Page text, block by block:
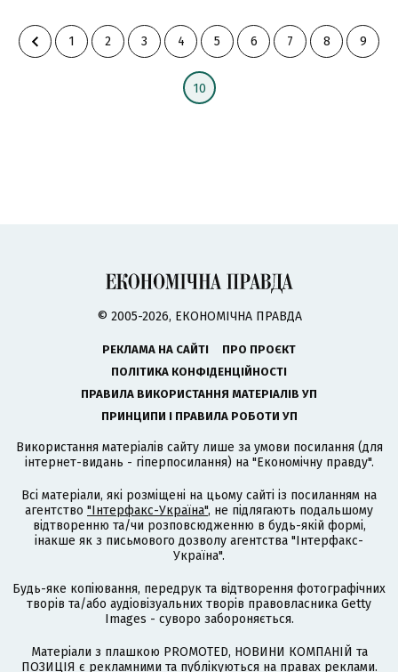
1 2 3 4 5 6 7 8 9
10
© 2005-2026, ЕКОНОМІЧНА ПРАВДА
РЕКЛАМА НА САЙТІ
ПРО ПРОЄКТ
ПОЛІТИКА КОНФІДЕНЦІЙНОСТІ
ПРАВИЛА ВИКОРИСТАННЯ МАТЕРІАЛІВ УП
ПРИНЦИПИ І ПРАВИЛА РОБОТИ УП
Використання матеріалів сайту лише за умови посилання (для
інтернет-видань - гіперпосилання) на "Економічну правду".
Всі матеріали, які розміщені на цьому сайті із посиланням на
агентство "Інтерфакс-Україна", не підлягають подальшому
відтворенню та/чи розповсюдженню в будь-якій формі,
інакше як з письмового дозволу агентства "Інтерфакс-
Україна".
Будь-яке копіювання, передрук та відтворення фотографічних
творів та/або аудіовізуальних творів правовласника Getty
Images - суворо забороняється.
Матеріали з плашкою PROMOTED, НОВИНИ КОМПАНІЙ та
ПОЗИЦІЯ є рекламними та публікуються на правах реклами.